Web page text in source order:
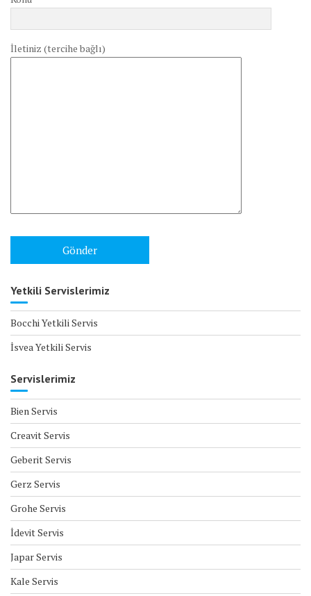
İletiniz (tercihe bağlı)
Yetkili Servislerimiz
Bocchi Yetkili Servis
İsvea Yetkili Servis
Servislerimiz
Bien Servis
Creavit Servis
Geberit Servis
Gerz Servis
Grohe Servis
İdevit Servis
Japar Servis
Kale Servis